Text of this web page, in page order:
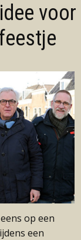
voor
op een
een